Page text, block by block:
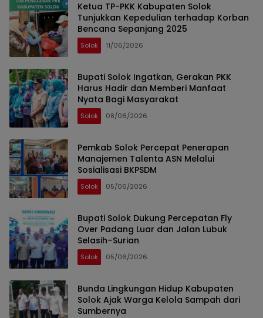
Ketua TP-PKK Kabupaten Solok
Tunjukkan Kepedulian terhadap Korban
Bencana Sepanjang 2025
Solok 11/06/2026
Bupati Solok Ingatkan, Gerakan PKK
Harus Hadir dan Memberi Manfaat
Nyata Bagi Masyarakat
Solok 08/06/2026
Pemkab Solok Percepat Penerapan
Manajemen Talenta ASN Melalui
Sosialisasi BKPSDM
Solok 05/06/2026
Bupati Solok Dukung Percepatan Fly
Over Padang Luar dan Jalan Lubuk
Selasih–Surian
Solok 05/06/2026
Bunda Lingkungan Hidup Kabupaten
Solok Ajak Warga Kelola Sampah dari
Sumbernya